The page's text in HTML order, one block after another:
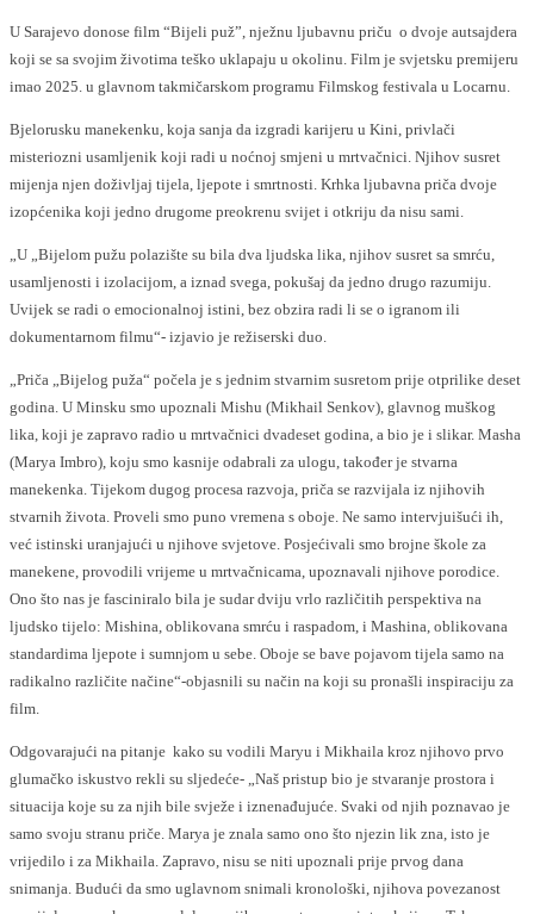
U Sarajevo donose film “Bijeli puž”, nježnu ljubavnu priču o dvoje autsajdera
koji se sa svojim životima teško uklapaju u okolinu. Film je svjetsku premijeru
imao 2025. u glavnom takmičarskom programu Filmskog festivala u Locarnu.
Bjelorusku manekenku, koja sanja da izgradi karijeru u Kini, privlači
misteriozni usamljenik koji radi u noćnoj smjeni u mrtvačnici. Njihov susret
mijenja njen doživljaj tijela, ljepote i smrtnosti. Krhka ljubavna priča dvoje
izopćenika koji jedno drugome preokrenu svijet i otkriju da nisu sami.
„U „Bijelom pužu polazište su bila dva ljudska lika, njihov susret sa smrću,
usamljenosti i izolacijom, a iznad svega, pokušaj da jedno drugo razumiju.
Uvijek se radi o emocionalnoj istini, bez obzira radi li se o igranom ili
dokumentarnom filmu“- izjavio je režiserski duo.
„Priča „Bijelog puža“ počela je s jednim stvarnim susretom prije otprilike deset
godina. U Minsku smo upoznali Mishu (Mikhail Senkov), glavnog muškog
lika, koji je zapravo radio u mrtvačnici dvadeset godina, a bio je i slikar. Masha
(Marya Imbro), koju smo kasnije odabrali za ulogu, također je stvarna
manekenka. Tijekom dugog procesa razvoja, priča se razvijala iz njihovih
stvarnih života. Proveli smo puno vremena s oboje. Ne samo intervjuišući ih,
već istinski uranjajući u njihove svjetove. Posjećivali smo brojne škole za
manekene, provodili vrijeme u mrtvačnicama, upoznavali njihove porodice.
Ono što nas je fasciniralo bila je sudar dviju vrlo različitih perspektiva na
ljudsko tijelo: Mishina, oblikovana smrću i raspadom, i Mashina, oblikovana
standardima ljepote i sumnjom u sebe. Oboje se bave pojavom tijela samo na
radikalno različite načine“-objasnili su način na koji su pronašli inspiraciju za
film.
Odgovarajući na pitanje kako su vodili Maryu i Mikhaila kroz njihovo prvo
glumačko iskustvo rekli su sljedeće- „Naš pristup bio je stvaranje prostora i
situacija koje su za njih bile svježe i iznenađujuće. Svaki od njih poznavao je
samo svoju stranu priče. Marya je znala samo ono što njezin lik zna, isto je
vrijedilo i za Mikhaila. Zapravo, nisu se niti upoznali prije prvog dana
snimanja. Budući da smo uglavnom snimali kronološki, njihova povezanost